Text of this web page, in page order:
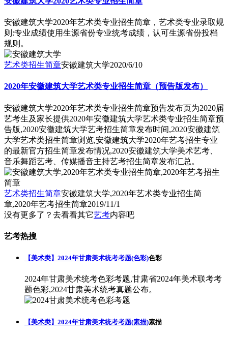
安徽建筑大学2020年艺术类专业招生简章，艺术类专业录取规
则:专业成绩使用生源省份专业统考成绩，认可生源省份投档
规则。
艺术类招生简章安徽建筑大学2020/6/10
2020年安徽建筑大学艺术类专业招生简章（预告版发布）
安徽建筑大学2020年艺术类专业招生简章预告发布页为2020届
艺考生及家长提供2020年安徽建筑大学艺术类专业招生简章预
告版,2020安徽建筑大学艺考招生简章发布时间,2020安徽建筑
大学艺术类招生简章浏览,安徽建筑大学2020年艺考招生专业
的最新官方招生简章发布情况,2020安徽建筑大学美术艺考、
音乐舞蹈艺考、传媒播音主持艺考招生简章发布汇总。
艺术类招生简章安徽建筑大学,2020年艺术类专业招生简
章,2020年艺考招生简章2019/11/1
没有更多了？去看看其它艺考内容吧
艺考热搜
【美术类】2024年甘肃美术统考考题(色彩)色彩
2024年甘肃美术统考色彩考题,甘肃省2024年美术联考考
题色彩,2024甘肃美术统考真题公布。
【美术类】2024年甘肃美术统考考题(素描)素描